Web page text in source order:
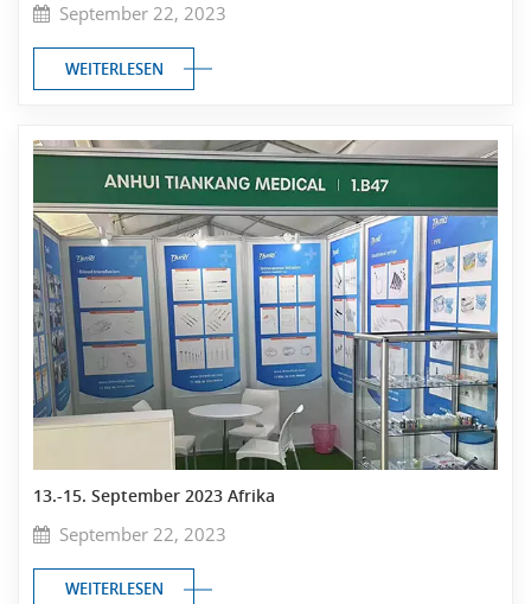
September 22, 2023
WEITERLESEN
13.-15. September 2023 Afrika
September 22, 2023
WEITERLESEN